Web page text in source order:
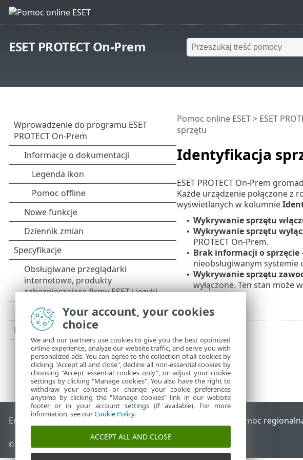
ESET PROTECT On-Prem
Identyfikacja
Pomoc online ESET> ESET
sprzętu
ESET PROTECT On-Prem
Każde urządzenie połączone z
wyświetlanych w kolumnie
• Wykrywanie sprzętu
• Wykrywanie sprzętu
PROTECT On-Prem.
• Brak informacji o sprzęcie
nieobsługiwanym systemie
• Wykrywanie sprzętu
wyłączone. Ten stan może
wyłączone.
End of Life Baza wiedzy ESET Forum ESET Pomoc
© 1992 - 2026 ESET, spol. s r.o. – Wszelkie prawa zastrzeżone.
Your account, your cookies
choice
We and our partners use cookies to give you the best optimized
online experience, analyze our website traffic, and serve you with
personalized ads. You can agree to the collection of all cookies by
clicking "Accept all and close", decline all non-essential cookies by
choosing "Accept essential cookies only", or adjust your cookie
settings by clicking "Manage cookies". You also have the right to
withdraw your consent or change your cookie preferences
anytime by clicking the "Manage cookies" link in our website
footer or in your account settings (if available). For more
information, see ourCookie Policy.
ACCEPT ALL AND CLOSE